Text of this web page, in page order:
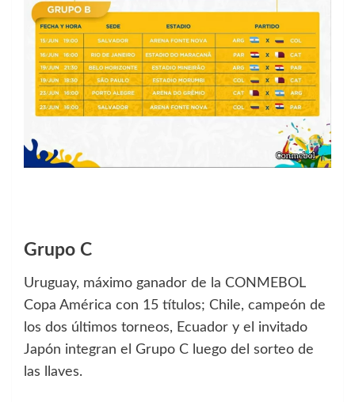
Grupo C
Uruguay, máximo ganador de la CONMEBOL
Copa América con 15 títulos; Chile, campeón de
los dos últimos torneos, Ecuador y el invitado
Japón integran el Grupo C luego del sorteo de
las llaves.